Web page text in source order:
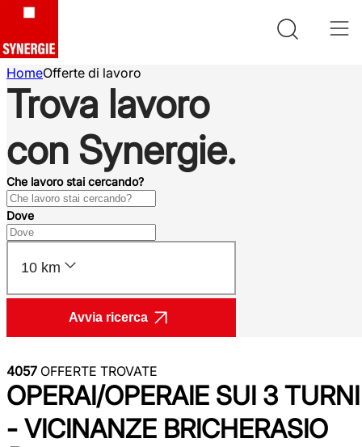
HomeOfferte di lavoro
Trova lavoro
con Synergie.
Che lavoro stai cercando?
Dove
10 km
Avvia ricerca
4057 OFFERTE TROVATE
OPERAI/OPERAIE SUI 3 TURNI
- VICINANZE BRICHERASIO